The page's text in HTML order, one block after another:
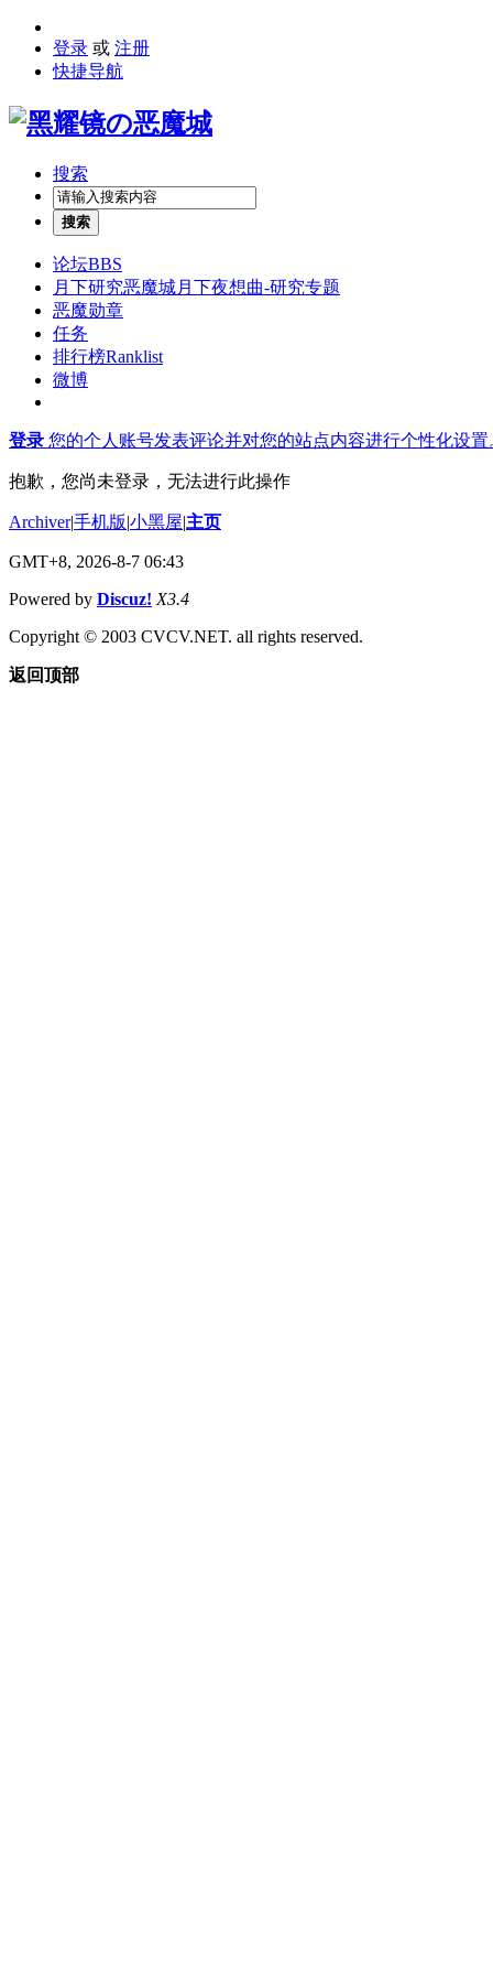
登录 或 注册
快捷导航
搜索
搜索
论坛BBS
月下研究恶魔城月下夜想曲-研究专题
恶魔勋章
任务
排行榜Ranklist
微博
登录 您的个人账号发表评论并对您的站点内容进行个性化设置
抱歉，您尚未登录，无法进行此操作
Archiver|手机版|小黑屋|主页
GMT+8, 2026-8-7 06:43
Powered by Discuz! X3.4
Copyright © 2003 CVCV.NET. all rights reserved.
返回顶部